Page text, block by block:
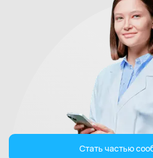
Стать частью